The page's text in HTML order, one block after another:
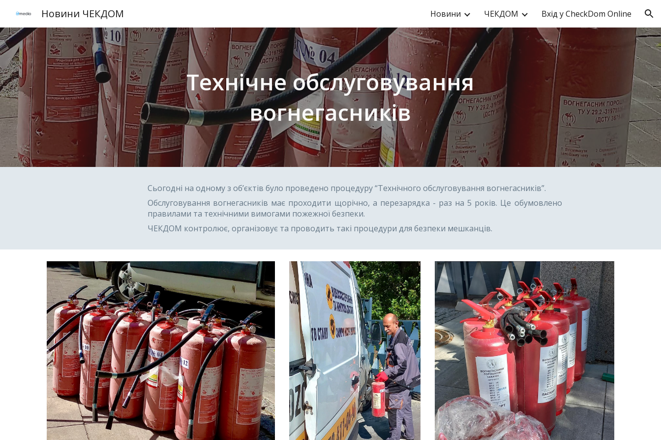
Skip to navigation
Новини ЧЕКДОМ Новини ЧЕКДОМ Вхід у CheckDom Online
Технічне обслуговування
вогнегасників
Сьогодні на одному з об’єктів було проведено процедуру “Технічного обслуговування вогнегасників”.
Обслуговування вогнегасників має проходити щорічно, а перезарядка - раз на 5 років. Це обумовлено
правилами та технічними вимогами пожежної безпеки.
ЧЕКДОМ контролює, організовує та проводить такі процедури для безпеки мешканців.